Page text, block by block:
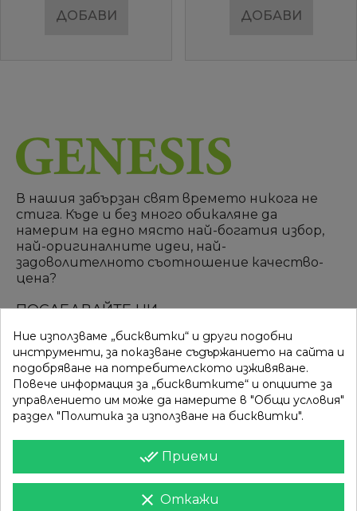
ДОБАВИ ДОБАВИ
В нашия забързан свят времето никога не
стига. Къде и без много обикаляне да
намерим на едно място най-богатия избор,
най-оригиналните идеи, най-
задоволителното съотношение качество-
цена?
ПОСЛЕДВАЙТЕ НИ
ВРЪЗКИ
Вход
КАТЕГОРИИ
Разпродажба
Най-продавани
Ние използваме „бисквитки“ и други подобни
инструменти, за показване съдържанието на сайта и
подобряване на потребителското изживяване.
Повече информация за „бисквитките“ и опциите за
управлението им може да намерите в "Общи условия"
раздел "Политика за използване на бисквитки".
done_all Приеми
clear Откажи